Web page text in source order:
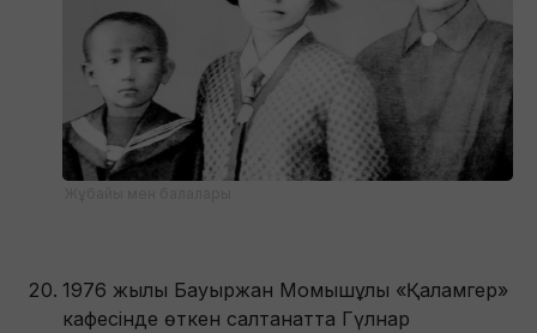
1976 жылы Бауыржан Момышұлы «Қаламгер»
кафесінде өткен салтанатта Гүлнар